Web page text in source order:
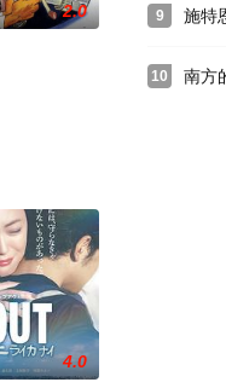
作。特别值得一提的是，
秀妍表達自己的心意，卻
2.0
4.0
9 施特
10 南方